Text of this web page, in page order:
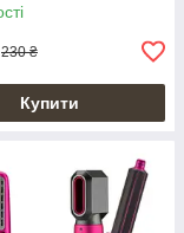
230 ₴
Купити